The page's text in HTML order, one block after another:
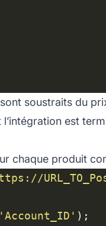
soustraits du
est
chaque produit
'Account_ID'